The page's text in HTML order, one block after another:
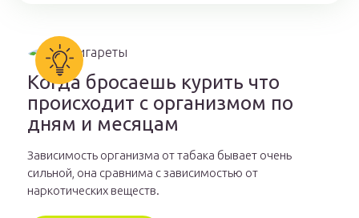
Когда бросаешь курить что
происходит с организмом по
дням и месяцам
Зависимость организма от табака бывает очень
сильной, она сравнима с зависимостью от
наркотических веществ.